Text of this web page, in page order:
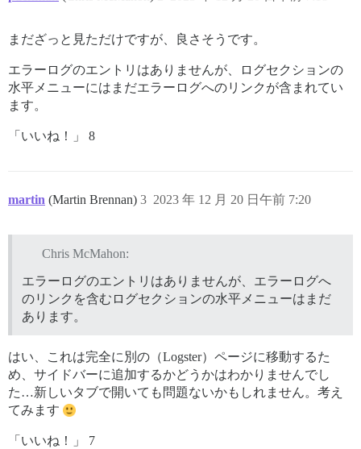
まだざっと見ただけですが、良さそうです。
エラーログのエントリはありませんが、ログセクションの
水平メニューにはまだエラーログへのリンクが含まれてい
ます。
「いいね！」 8
martin (Martin Brennan) 2023 年 12 月 20 日午前 7:20
3
Chris McMahon:
エラーログのエントリはありませんが、エラーログへ
のリンクを含むログセクションの水平メニューはまだ
あります。
はい、これは完全に別の（Logster）ページに移動するた
め、サイドバーに追加するかどうかはわかりませんでし
た…新しいタブで開いても問題ないかもしれません。考え
てみます
「いいね！」 7